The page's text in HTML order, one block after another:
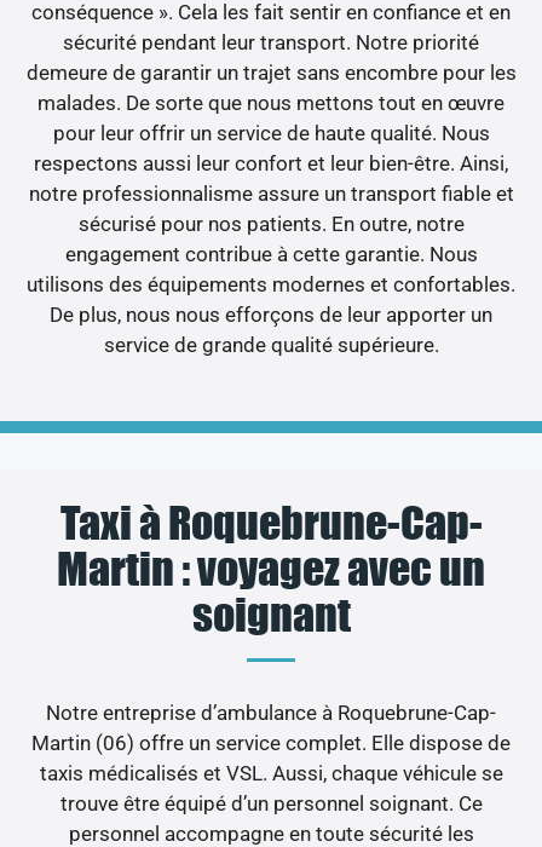
conséquence ». Cela les fait sentir en confiance et en
sécurité pendant leur transport. Notre priorité
demeure de garantir un trajet sans encombre pour les
malades. De sorte que nous mettons tout en œuvre
pour leur offrir un service de haute qualité. Nous
respectons aussi leur confort et leur bien-être. Ainsi,
notre professionnalisme assure un transport fiable et
sécurisé pour nos patients. En outre, notre
engagement contribue à cette garantie. Nous
utilisons des équipements modernes et confortables.
De plus, nous nous efforçons de leur apporter un
service de grande qualité supérieure.
Taxi à Roquebrune-Cap-
Martin : voyagez avec un
soignant
Notre entreprise d’ambulance à Roquebrune-Cap-
Martin (06) offre un service complet. Elle dispose de
taxis médicalisés et VSL. Aussi, chaque véhicule se
trouve être équipé d’un personnel soignant. Ce
personnel accompagne en toute sécurité les